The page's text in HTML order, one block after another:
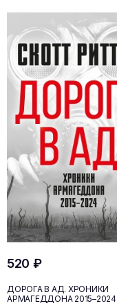
520 ₽
ДОРОГА В АД. ХРОНИКИ
АРМАГЕДДОНА 2015–2024